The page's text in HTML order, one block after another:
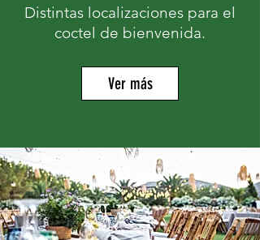
Distintas localizaciones para el
coctel de bienvenida.
Ver más